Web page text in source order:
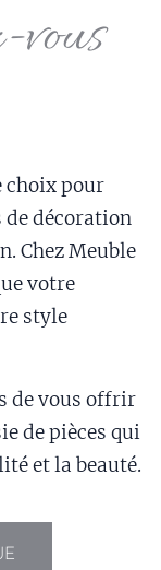
vous
choix pour
de décoration
Chez Meuble
votre
style
de vous offrir
de pièces qui
et la beauté.